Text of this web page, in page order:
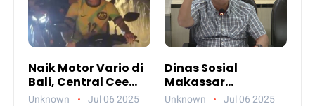
Naik Motor Vario di
Bali, Central Cee
Bikin Heboh Netizen
Unknown Jul 06 2025
Dinas Sosial
Makassar
Paparkan
Unknown Jul 06 2025